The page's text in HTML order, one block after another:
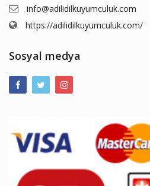
info@adilidilkuyumculuk.com
https://adilidilkuyumculuk.com/
Sosyal medya